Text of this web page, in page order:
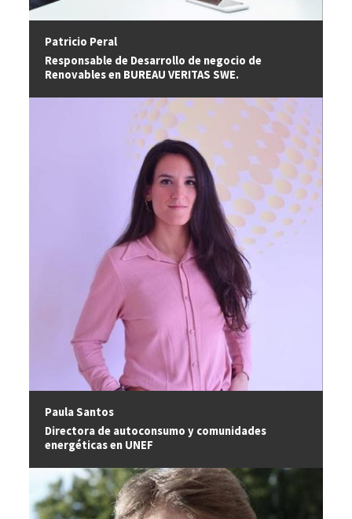
Patricio Peral
Responsable de Desarrollo de negocio de
Renovables en BUREAU VERITAS SWE.
Paula Santos
Directora de autoconsumo y comunidades
energéticas en UNEF
Image